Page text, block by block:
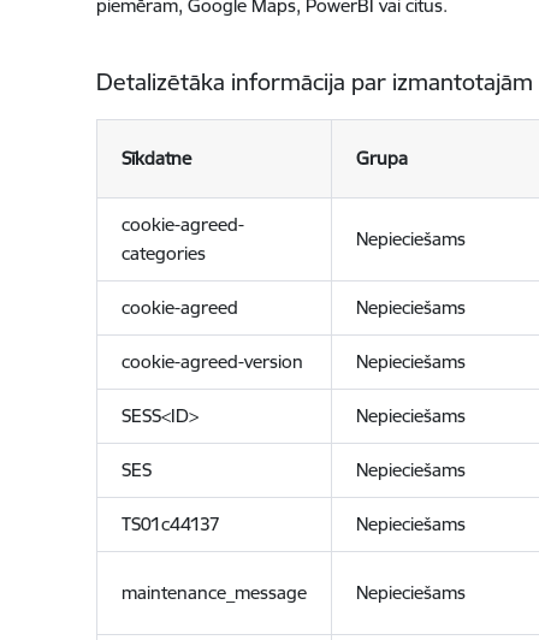
piemēram, Google Maps, PowerBI vai citus.
Detalizētāka informācija par
Sīkdatne Grupa
cookie-agreed-
categories
Nepieciešams
cookie-agreed Nepieciešams
cookie-agreed-version Nepieciešams
SESS<ID> Nepieciešams
SES Nepieciešams
TS01c44137 Nepieciešams
maintenance_message Nepieciešams